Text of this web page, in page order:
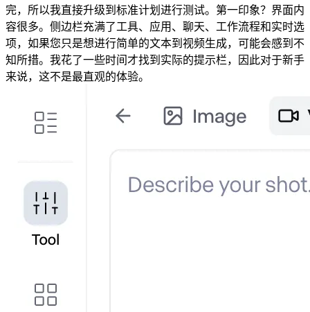
完，所以我直接升级到标准计划进行测试。第一印象？界面内
容很多。侧边栏充满了工具、应用、聊天、工作流程和实时选
项，如果您只是想进行简单的文本到视频生成，可能会感到不
知所措。我花了一些时间才找到实际的提示栏，因此对于新手
来说，这不是最直观的体验。